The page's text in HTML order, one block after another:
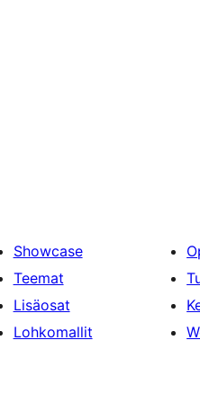
Showcase
Teemat
Lisäosat
Lohkomallit